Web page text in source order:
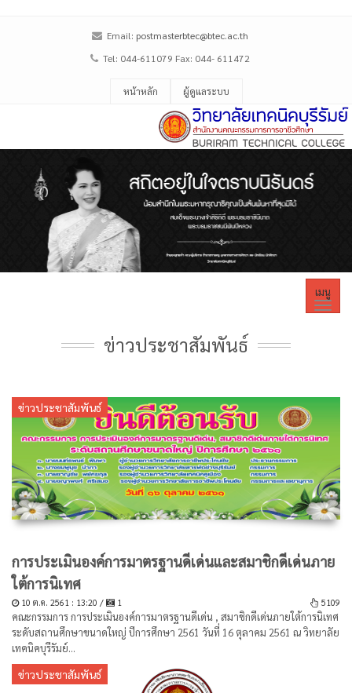
Email: postmasterbtec@btec.ac.th
Tel: 044-611079 Fax: 044- 611472
หน้าหลัก ผู้ดูแลระบบ
เมนู
ข่าวประชาสัมพันธ์
ข่าวประชาสัมพันธ์
การประเมินองค์การมาตรฐานดีเด่นและสมาชิกดีเด่นภาย
ใต้การนิเทศ
10 ต.ค. 2561 : 13:20 / 1 5109
คณะกรรมการ การประเมินองค์การมาตรฐานดีเด่น , สมาชิกดีเด่นภายใต้การนิเทศ
ระดับสถานศึกษาขนาดใหญ่ ปีการศึกษา 2561 วันที่ 16 ตุลาคม 2561 ณ วิทยาลัย
เทคนิคบุรีรัมย์...
ข่าวประชาสัมพันธ์